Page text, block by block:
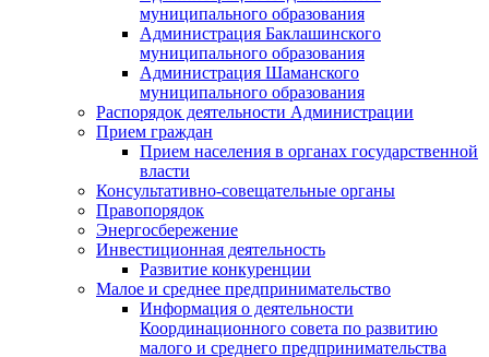
муниципального образования
Администрация Баклашинского
муниципального образования
Администрация Шаманского
муниципального образования
Распорядок деятельности Администрации
Прием граждан
Прием населения в органах государственной
власти
Консультативно-совещательные органы
Правопорядок
Энергосбережение
Инвестиционная деятельность
Развитие конкуренции
Малое и среднее предпринимательство
Информация о деятельности
Координационного совета по развитию
малого и среднего предпринимательства